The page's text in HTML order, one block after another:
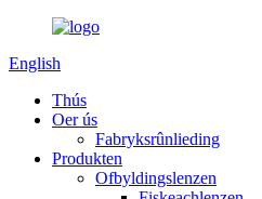
English
Thús
Oer ús
Fabryksrûnlieding
Produkten
Ofbyldingslenzen